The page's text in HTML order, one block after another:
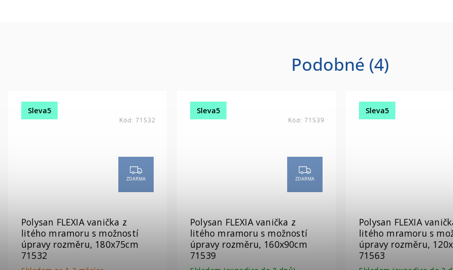
Podobné (4)
Sleva5
ZDARMA
Polysan FLEXIA vanička z
litého mramoru s možností
úpravy rozměru, 180x75cm
71532
Kód: 71532
Sleva5
ZDARMA
Polysan FLEXIA vanička z
litého mramoru s možností
úpravy rozměru, 160x90cm
71539
Kód: 71539
Sleva5
Polysan FLEXIA
litého mramoru s
úpravy rozměru,
71563